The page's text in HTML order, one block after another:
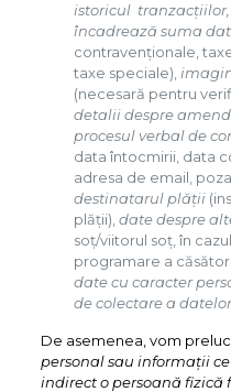
istoricul
încadrează suma
contravenționale,
taxe speciale),
(necesară pentru
detalii despre
procesul verbal de
data întocmirii, data
adresa de email,
destinatarul plății
plății), date despre
soț/viitorul soț, în
programare a
date cu caracter
de colectare a
De asemenea, vom
personal sau informații
indirect o persoană fizică